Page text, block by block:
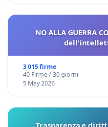
NO ALLA GUERRA
3 015 firme
40 Firme / 30 giorni
5 May 2026